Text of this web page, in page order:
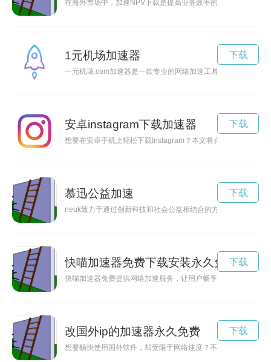
在海外市场中，加速NPV下载是提高业务效率的关键。本文将
1元机场加速器
一元机场.com加速器是一款专业的网络加速工具，能够帮助用
下载
安卓instagram下载加速器
想要在安卓手机上轻松下载Instagram？本文将介绍最简便的方
下载
慕迅公益加速
neuk致力于通过创新科技和社会公益相结合的方式，加速公益
下载
快喵加速器免费下载安装永久免
快喵加速器免费提供网络加速服务，让用户畅享高速网络体验，
下载
改国外ip的加速器永久免费
想要畅快使用国外软件，却受限于网络速度？不妨尝试使用加
下载